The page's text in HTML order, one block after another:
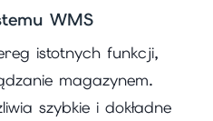
WMS
istotnych funkcji,
magazynem.
szybkie i dokładne